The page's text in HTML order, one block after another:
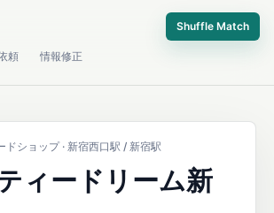
Shuffle Match
頼 情報修正
ドショップ · 新宿西口駅 / 新宿駅
ィードリーム新